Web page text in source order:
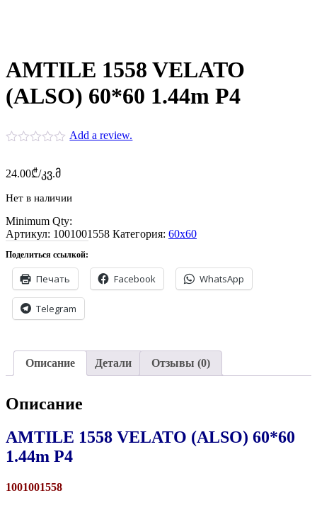
AMTILE 1558 VELATO
(ALSO) 60*60 1.44m P4
Add a review.
24.00₾/კვ.მ
Нет в наличии
Minimum Qty:
Артикул: 1001001558 Категория: 60x60
Поделиться ссылкой:
Печать Facebook WhatsApp
Telegram
Описание Детали Отзывы (0)
Описание
AMTILE 1558 VELATO (ALSO) 60*60
1.44m P4
1001001558